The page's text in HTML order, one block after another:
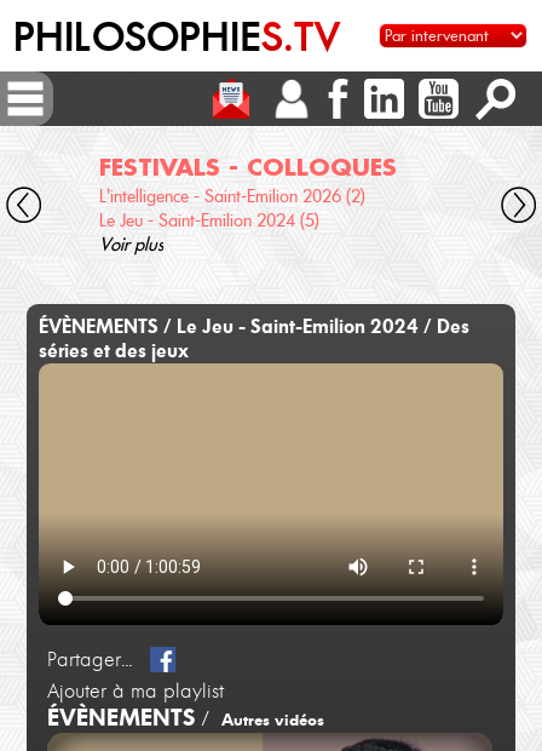
PHILOSOPHIES.TV
FESTIVALS - COLLOQUES
L'intelligence - Saint-Emilion 2026 (2)
Le Jeu - Saint-Emilion 2024 (5)
Voir plus
ÉVÈNEMENTS / Le Jeu - Saint-Emilion 2024 / Des
séries et des jeux
Partager...
Ajouter à ma playlist
ÉVÈNEMENTS /Autres vidéos